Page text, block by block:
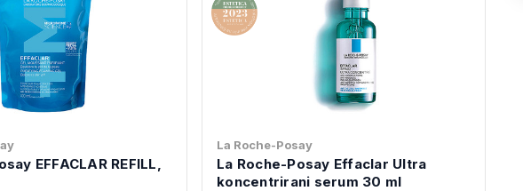
EFFACLAR REFILL,
La Roche-Posay
La Roche-Posay Effaclar Ultra
koncentrirani serum 30 ml